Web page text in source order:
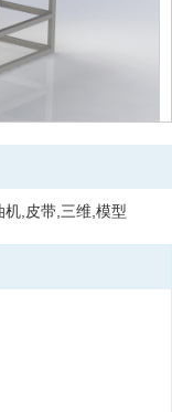
,皮带,三维,模型